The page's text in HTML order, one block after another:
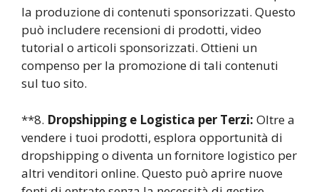
la produzione di contenuti sponsorizzati. Questo
può includere recensioni di prodotti, video
tutorial o articoli sponsorizzati. Ottieni un
compenso per la promozione di tali contenuti
sul tuo sito.
**8. Dropshipping e Logistica per Terzi: Oltre a
vendere i tuoi prodotti, esplora opportunità di
dropshipping o diventa un fornitore logistico per
altri venditori online. Questo può aprire nuove